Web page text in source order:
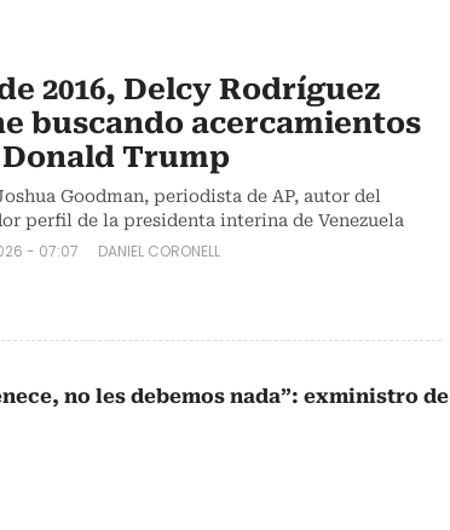
2016, Delcy Rodríguez
buscando acercamientos
Trump
Goodman, periodista de AP, autor del
perfil de la presidenta interina de Venezuela
- 07:07 DANIEL CORONELL
no les debemos nada”: exministro de